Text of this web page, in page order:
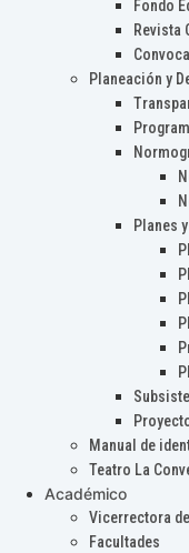
Fondo
Revista
Planeación y
Planes
Manual de
Teatro La
Académico
Vicerrectora
Facultades